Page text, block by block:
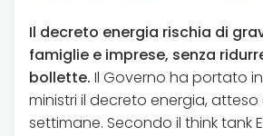
Il decreto energia rischia di
famiglie e imprese, senza
bollette. Il Governo ha portato
ministri il decreto energia, atteso
settimane. Secondo il think tank